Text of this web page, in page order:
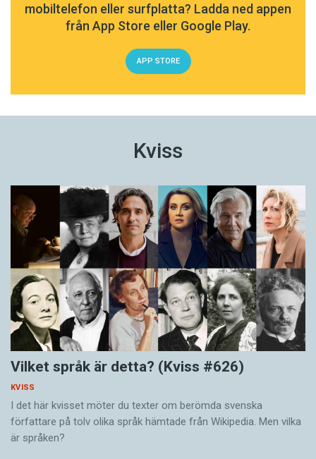
mobiltelefon eller surfplatta? Ladda ned appen
från App Store eller Google Play.
APP STORE
Kviss
Vilket språk är detta? (Kviss #626)
KVISS
I det här kvisset möter du texter om berömda svenska
författare på tolv olika språk hämtade från Wikipedia. Men vilka
är språken?